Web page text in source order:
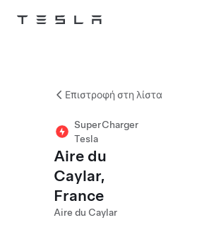
Tesla
Επιστροφή στη λίστα
SuperCharger
Tesla
Aire du
Caylar,
France
Aire du Caylar